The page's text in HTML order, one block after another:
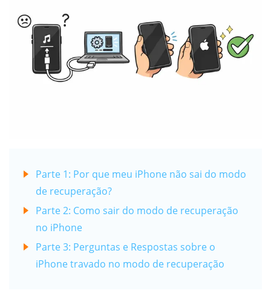
Parte 1: Por que meu iPhone não sai do modo
de recuperação?
Parte 2: Como sair do modo de recuperação
no iPhone
Parte 3: Perguntas e Respostas sobre o
iPhone travado no modo de recuperação